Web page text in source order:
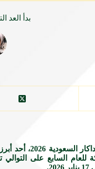
بدأ العد التنازلي.. أقل من
للعام السابع على